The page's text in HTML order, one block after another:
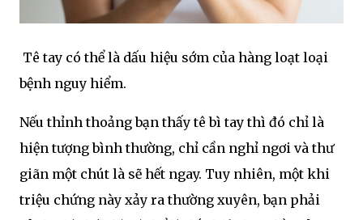
Tê tay có thể là dấu hiệu sớm của hàng loạt loại
bệnh nguy hiểm.
Nếu thỉnh thoảng bạn thấy tê bì tay thì đó chỉ là
hiện tượng bình thường, chỉ cần nghỉ ngơi và thư
giãn một chút là sẽ hết ngay. Tuy nhiên, một khi
triệu chứng này xảy ra thường xuyên, bạn phải